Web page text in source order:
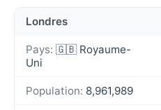
Londres
Pays: 🇬🇧 Royaume-
Uni
Population: 8,961,989